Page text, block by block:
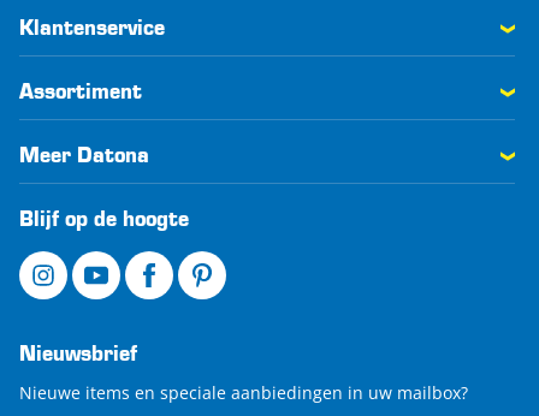
Klantenservice
Assortiment
Meer Datona
Blijf op de hoogte
Nieuwsbrief
Nieuwe items en speciale aanbiedingen in uw mailbox?